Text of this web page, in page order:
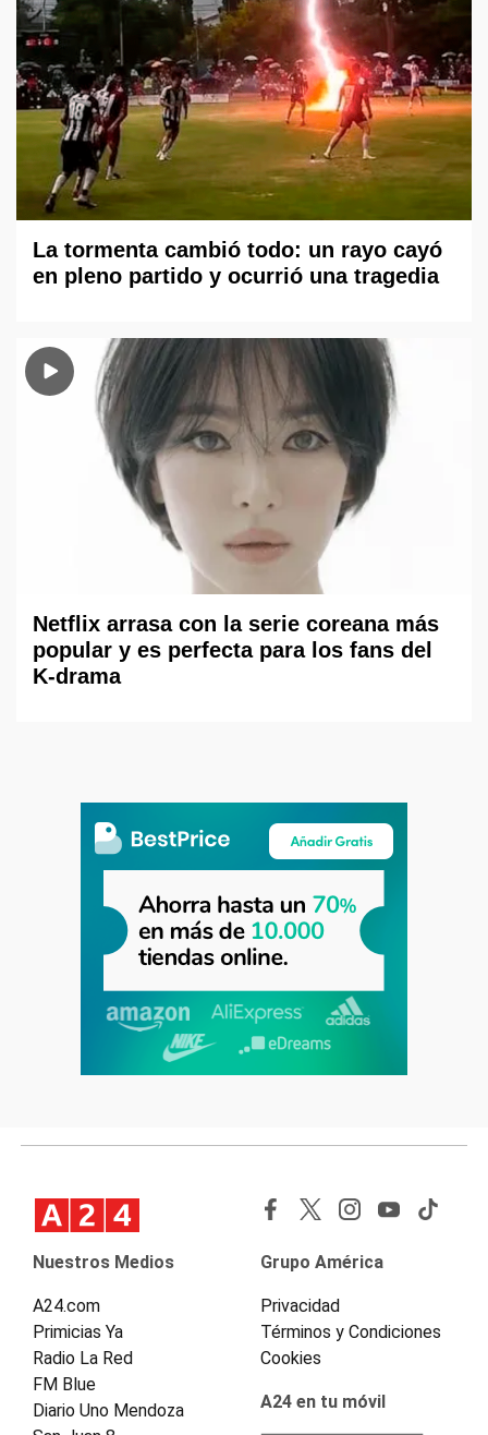
La tormenta cambió todo: un rayo cayó
en pleno partido y ocurrió una tragedia
Netflix arrasa con la serie coreana más
popular y es perfecta para los fans del
K-drama
Nuestros Medios
A24.com
Primicias Ya
Radio La Red
FM Blue
Diario Uno Mendoza
Grupo América
Privacidad
Términos y Condiciones
Cookies
A24 en tu móvil